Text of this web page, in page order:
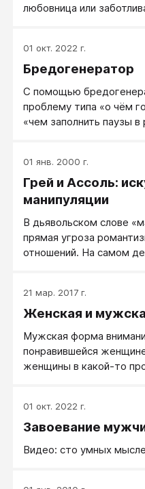
любовница или
01 окт. 2022 г.
Бредогенератор
С помощью
проблему типа «о чём
«чем заполнить паузы в
01 янв. 2000 г.
Грей и Ассоль:
манипуляции
В дьявольском слове
прямая угроза
отношений. На самом
21 мар. 2017 г.
Женская и
Мужская форма
понравившейся
женщины в какой-то
его доводами!
инициативы и
01 окт. 2022 г.
Завоевание
Видео: сто умных